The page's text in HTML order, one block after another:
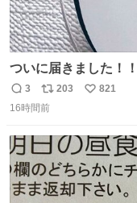
ついに届きました！
ック・ホームズに「
スタです！！！
返
信
3
リ
ポ
ト
数
203
い
数
821
16時間前